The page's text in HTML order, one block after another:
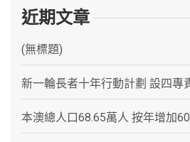
近期文章
(無標題)
新一輪長者十年行動計劃 設四專
本澳總人口68.65萬人 按年增加